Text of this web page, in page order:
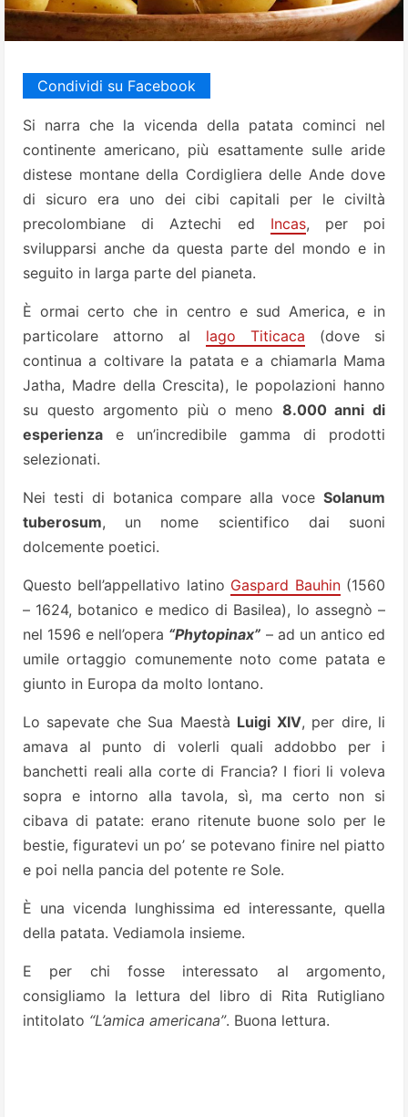
Condividi su Facebook
Si narra che la vicenda della patata cominci nel
continente americano, più esattamente sulle aride
distese montane della Cordigliera delle Ande dove
di sicuro era uno dei cibi capitali per le civiltà
precolombiane di Aztechi ed Incas, per poi
svilupparsi anche da questa parte del mondo e in
seguito in larga parte del pianeta.
È ormai certo che in centro e sud America, e in
particolare attorno al lago Titicaca (dove si
continua a coltivare la patata e a chiamarla Mama
Jatha, Madre della Crescita), le popolazioni hanno
su questo argomento più o meno 8.000 anni di
esperienza e un’incredibile gamma di prodotti
selezionati.
Nei testi di botanica compare alla voce Solanum
tuberosum, un nome scientifico dai suoni
dolcemente poetici.
Questo bell’appellativo latino Gaspard Bauhin(1560
– 1624, botanico e medico di Basilea), lo assegnò –
nel 1596 e nell’opera “Phytopinax” – ad un antico ed
umile ortaggio comunemente noto come patata e
giunto in Europa da molto lontano.
Lo sapevate che Sua Maestà Luigi XIV, per dire, li
amava al punto di volerli quali addobbo per i
banchetti reali alla corte di Francia? I fiori li voleva
sopra e intorno alla tavola, sì, ma certo non si
cibava di patate: erano ritenute buone solo per le
bestie, figuratevi un po’ se potevano finire nel piatto
e poi nella pancia del potente re Sole.
È una vicenda lunghissima ed interessante, quella
della patata. Vediamola insieme.
E per chi fosse interessato al argomento,
consigliamo la lettura del libro di Rita Rutigliano
intitolato “L’amica americana”. Buona lettura.